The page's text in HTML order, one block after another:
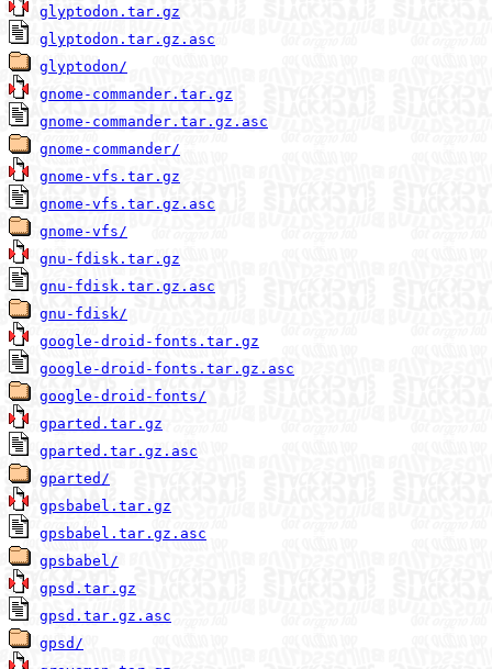
glyptodon.tar.gz
glyptodon.tar.gz.asc
glyptodon/
gnome-commander.tar.gz
gnome-commander.tar.gz.asc
gnome-commander/
gnome-vfs.tar.gz
gnome-vfs.tar.gz.asc
gnome-vfs/
gnu-fdisk.tar.gz
gnu-fdisk.tar.gz.asc
gnu-fdisk/
google-droid-fonts.tar.gz
google-droid-fonts.tar.gz.asc
google-droid-fonts/
gparted.tar.gz
gparted.tar.gz.asc
gparted/
gpsbabel.tar.gz
gpsbabel.tar.gz.asc
gpsbabel/
gpsd.tar.gz
gpsd.tar.gz.asc
gpsd/